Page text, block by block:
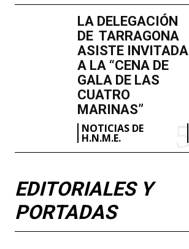
LA DELEGACIÓN
DE TARRAGONA
ASISTE INVITADA
A LA “CENA DE
GALA DE LAS
CUATRO
MARINAS”
NOTICIAS DE
H.N.M.E.
EDITORIALES Y
PORTADAS